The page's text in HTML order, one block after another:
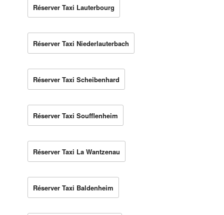
Réserver Taxi Lauterbourg
Réserver Taxi Niederlauterbach
Réserver Taxi Scheibenhard
Réserver Taxi Soufflenheim
Réserver Taxi La Wantzenau
Réserver Taxi Baldenheim